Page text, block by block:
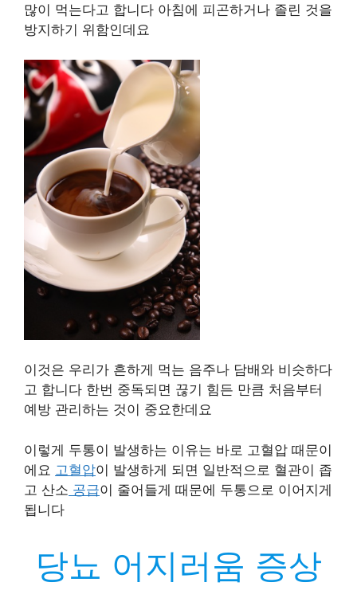
많이 먹는다고 합니다 아침에 피곤하거나 졸린 것을
방지하기 위함인데요
이것은 우리가 흔하게 먹는 음주나 담배와 비슷하다
고 합니다 한번 중독되면 끊기 힘든 만큼 처음부터
예방 관리하는 것이 중요한데요
이렇게 두통이 발생하는 이유는 바로 고혈압 때문이
에요 고혈압이 발생하게 되면 일반적으로 혈관이 좁
고 산소 공급이 줄어들게 때문에 두통으로 이어지게
됩니다
당뇨 어지러움 증상